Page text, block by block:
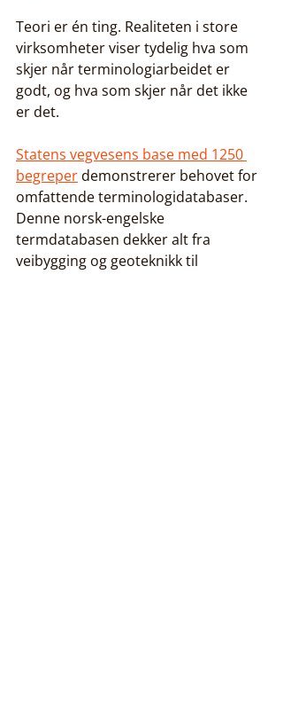
Teori er én ting. Realiteten i store
virksomheter viser tydelig hva som
skjer når terminologiarbeidet er
godt, og hva som skjer når det ikke
er det.
Statens vegvesens base med 1250
begreper demonstrerer behovet for
omfattende terminologidatabaser.
Denne norsk-engelske
termdatabasen dekker alt fra
veibygging og geoteknikk til